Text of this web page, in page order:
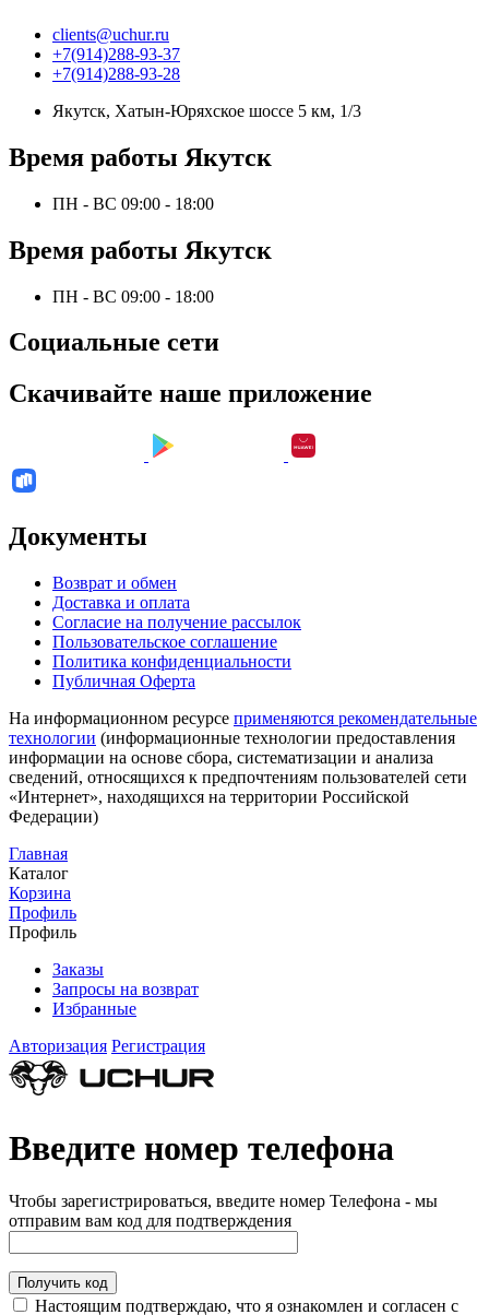
clients@uchur.ru
+7(914)288-93-37
+7(914)288-93-28
Якутск, Хатын-Юряхское шоссе 5 км, 1/3
Время работы Якутск
ПН - ВС 09:00 - 18:00
Время работы Якутск
ПН - ВС 09:00 - 18:00
Социальные сети
Скачивайте наше приложение
Документы
Возврат и обмен
Доставка и оплата
Согласие на получение рассылок
Пользовательское соглашение
Политика конфиденциальности
Публичная Оферта
На информационном ресурсе применяются рекомендательные
технологии (информационные технологии предоставления
информации на основе сбора, систематизации и анализа
сведений, относящихся к предпочтениям пользователей сети
«Интернет», находящихся на территории Российской
Федерации)
Главная
Каталог
Корзина
Профиль
Профиль
Заказы
Запросы на возврат
Избранные
Авторизация Регистрация
Введите номер телефона
Чтобы зарегистрироваться, введите номер Телефона - мы
отправим вам код для подтверждения
Получить код
Настоящим подтверждаю, что я ознакомлен и согласен с